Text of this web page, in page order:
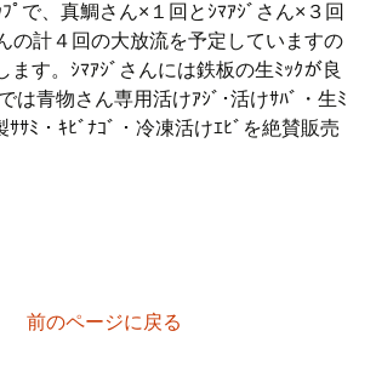
ﾌﾟで、真鯛さん×１回とｼﾏｱｼﾞさん×３回
の計４回の大放流を予定していますの
ます。ｼﾏｱｼﾞさんには鉄板の生ﾐｯｸが良
は青物さん専用活けｱｼﾞ･活けｻﾊﾞ・生ﾐ
ｻｻﾐ・ｷﾋﾞﾅｺﾞ・冷凍活けｴﾋﾞを絶賛販売
前のページに戻る